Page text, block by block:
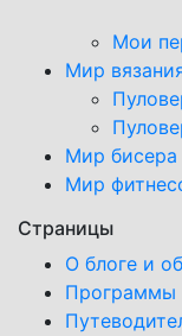
Мои
Мир
Мир бисера
Мир
Страницы
О блоге и
Программы